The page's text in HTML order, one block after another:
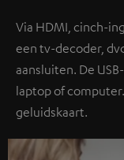
Via HDMI, cinch-
een tv-decoder,
aansluiten. De
laptop of
geluidskaart.